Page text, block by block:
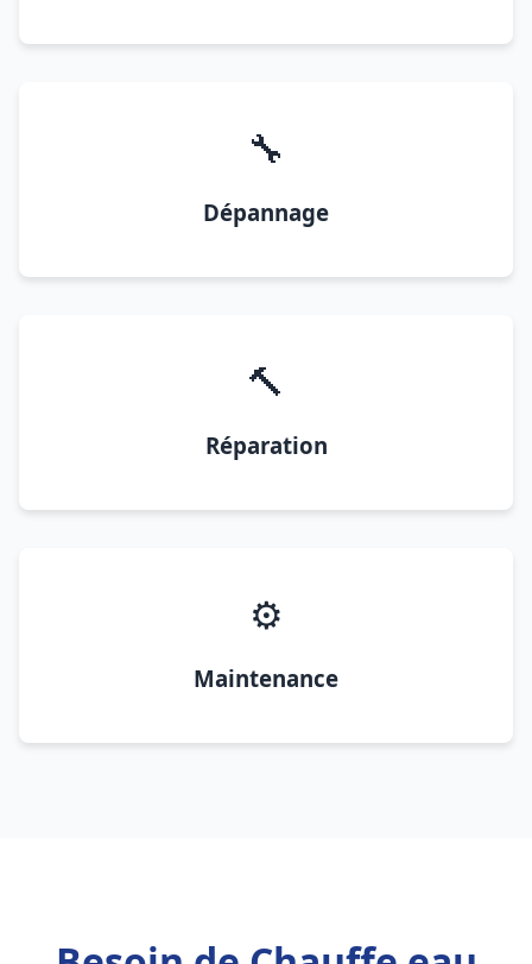
🔧
Dépannage
🔨
Réparation
⚙️
Maintenance